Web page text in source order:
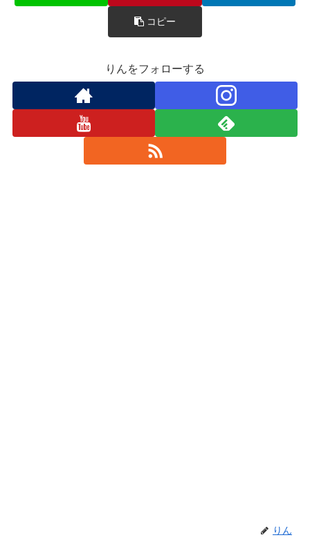
コピー
りんをフォローする
りん